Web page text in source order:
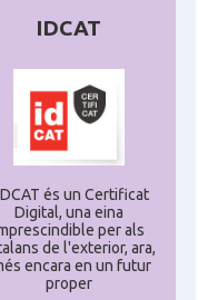
IDCAT
és un Certificat
Digital, una eina
per als
de l'exterior, ara,
encara en un futur
proper